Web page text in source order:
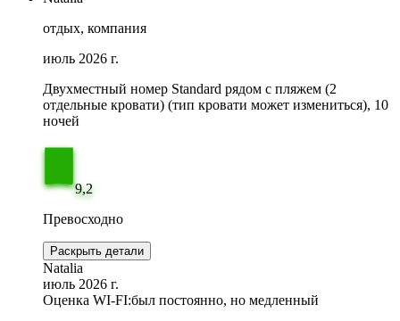
отдых, компания
июль 2026 г.
Двухместный номер Standard рядом с пляжем (2
отдельные кровати) (тип кровати может измениться), 10
ночей
9,2
Превосходно
Раскрыть детали
Natalia
июль 2026 г.
Оценка WI-FI:был постоянно, но медленный